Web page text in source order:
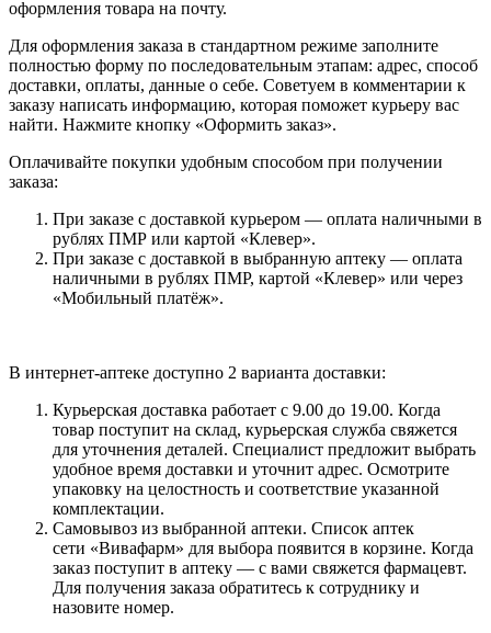
оформления товара на почту.
Для оформления заказа в стандартном режиме заполните
полностью форму по последовательным этапам: адрес, способ
доставки, оплаты, данные о себе. Советуем в комментарии к
заказу написать информацию, которая поможет курьеру вас
найти. Нажмите кнопку «Оформить заказ».
Оплачивайте покупки удобным способом при получении
заказа:
При заказе с доставкой курьером — оплата наличными в
рублях ПМР или картой «Клевер».
При заказе с доставкой в выбранную аптеку — оплата
наличными в рублях ПМР, картой «Клевер» или через
«Мобильный платёж».
В интернет-аптеке доступно 2 варианта доставки:
Курьерская доставка работает с 9.00 до 19.00. Когда
товар поступит на склад, курьерская служба свяжется
для уточнения деталей. Специалист предложит выбрать
удобное время доставки и уточнит адрес. Осмотрите
упаковку на целостность и соответствие указанной
комплектации.
Самовывоз из выбранной аптеки. Список аптек
сети «Вивафарм» для выбора появится в корзине. Когда
заказ поступит в аптеку — с вами свяжется фармацевт.
Для получения заказа обратитесь к сотруднику и
назовите номер.